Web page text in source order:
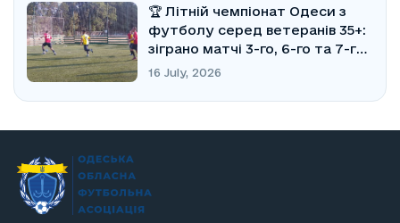
🏆 Літній чемпіонат Одеси з
футболу серед ветеранів 35+:
зіграно матчі 3-го, 6-го та 7-го
турів
16 July, 2026